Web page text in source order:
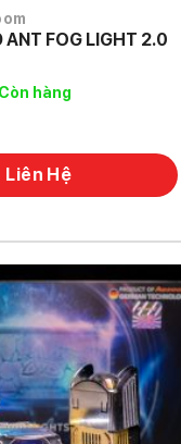
ANT FOG LIGHT 2.0
Còn hàng
Liên Hệ